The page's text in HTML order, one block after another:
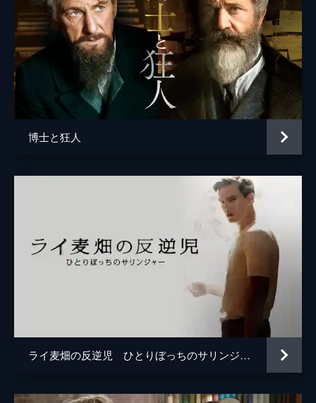
音楽 ダニー・ベンジー
ソーンダー・ジュリアーンズ
ベイジル・イヴァニク
博士と狂人
ライ麦畑の反逆児 ひとりぼっちのサリンジャー